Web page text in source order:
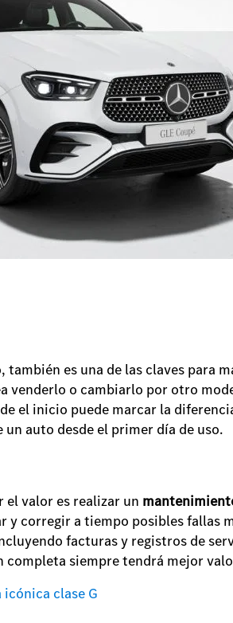
es una de las claves para
o cambiarlo por otro
el inicio puede marcar la
auto desde el primer día de uso.
el valor es realizar un
corregir a tiempo posibles fallas
facturas y registros de
siempre tendrá mejor
clase G